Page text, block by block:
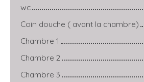
wc
Coin douche ( avant la chambre)
Chambre 1
Chambre 2
Chambre 3